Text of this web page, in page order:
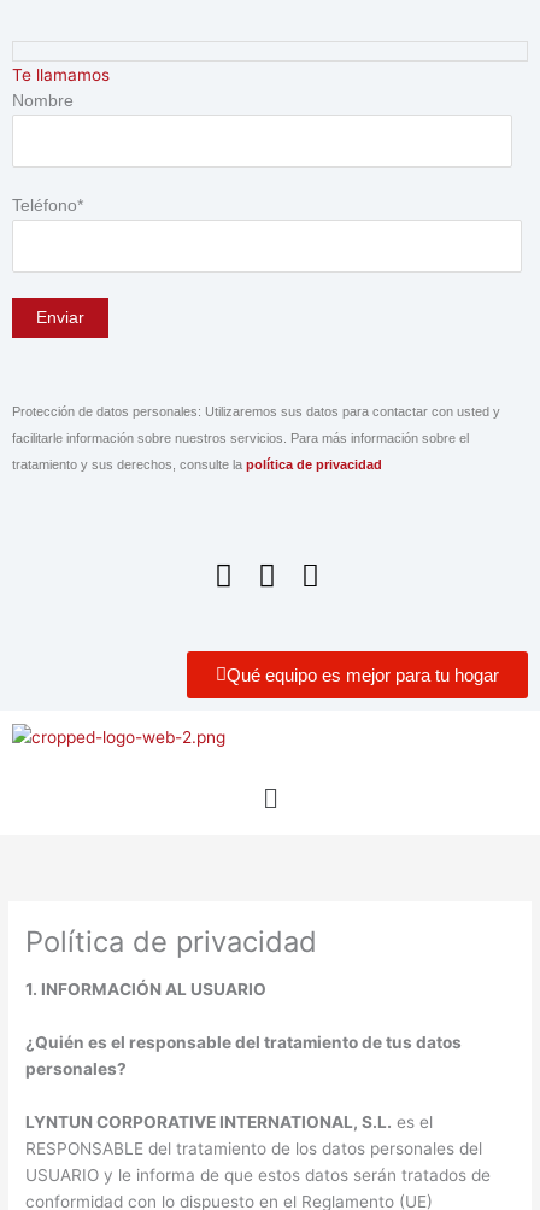
contenido
Te llamamos
Nombre
Teléfono*
Protección de datos personales: Utilizaremos sus datos para contactar con usted y
facilitarle información sobre nuestros servicios. Para más información sobre el
tratamiento y sus derechos, consulte la política de privacidad
Qué equipo es mejor para tu hogar
Menú
Política de privacidad
1. INFORMACIÓN AL USUARIO
¿Quién es el responsable del tratamiento de tus datos
personales?
LYNTUN CORPORATIVE INTERNATIONAL, S.L. es el
RESPONSABLE del tratamiento de los datos personales del
USUARIO y le informa de que estos datos serán tratados de
conformidad con lo dispuesto en el Reglamento (UE)